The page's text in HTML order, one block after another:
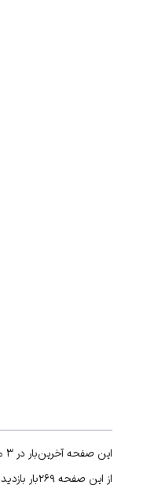
این صفحه آخرین‌بار در ۳ مرداد ۱۴۰۵ ساعت ۱۲:۰۵ ویرایش شده است.
از این صفحه ۲۶۹بار بازدید شده است.